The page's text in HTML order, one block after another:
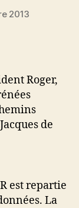
2013
Roger,
de
est repartie
La